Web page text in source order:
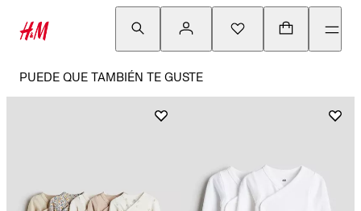
PUEDE QUE TAMBIÉN TE GUSTE